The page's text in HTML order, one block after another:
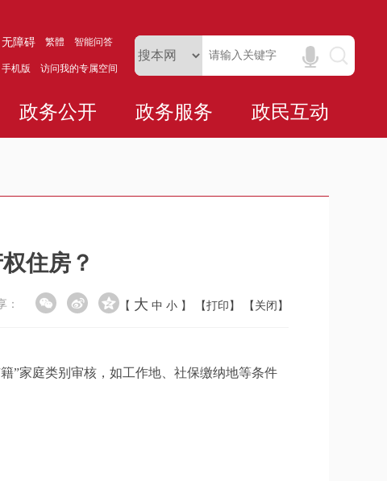
无障碍 繁體 智能问答
手机版 访问我的专属空间
政务公开 政务服务 政民互动
住房？
： 【 大 中 小 】 【打印】 【关闭】
”家庭类别审核，如工作地、社保缴纳地等条件